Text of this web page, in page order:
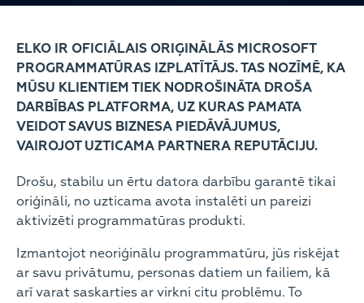
ELKO IR OFICIĀLAIS ORIĢINĀLĀS MICROSOFT
PROGRAMMATŪRAS IZPLATĪTĀJS. TAS NOZĪMĒ, KA
MŪSU KLIENTIEM TIEK NODROŠINĀTA DROŠA
DARBĪBAS PLATFORMA, UZ KURAS PAMATA
VEIDOT SAVUS BIZNESA PIEDĀVĀJUMUS,
VAIROJOT UZTICAMA PARTNERA REPUTĀCIJU.
Drošu, stabilu un ērtu datora darbību garantē tikai
oriģināli, no uzticama avota instalēti un pareizi
aktivizēti programmatūras produkti.
Izmantojot neoriģinālu programmatūru, jūs riskējat
ar savu privātumu, personas datiem un failiem, kā
arī varat saskarties ar virkni citu problēmu. To